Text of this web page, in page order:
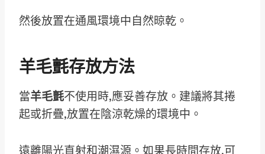
然後放置在通風環境中自然晾乾。
羊毛氈存放方法
當羊毛氈不使用時,應妥善存放。建議將其捲
起或折疊,放置在陰涼乾燥的環境中。
遠離陽光直射和潮濕源。如果長時間存放,可